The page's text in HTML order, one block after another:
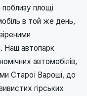
поблизу площі
в той же день,
Наш автопарк
автомобілів,
Старої Вароші, до
гірських